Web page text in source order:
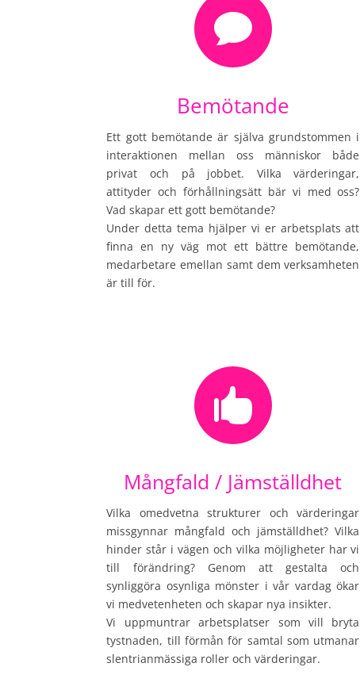

Bemötande
Ett gott bemötande är själva grundstommen i
interaktionen mellan oss människor både
privat och på jobbet. Vilka värderingar,
attityder och förhållningsätt bär vi med oss?
Vad skapar ett gott bemötande?
Under detta tema hjälper vi er arbetsplats att
finna en ny väg mot ett bättre bemötande,
medarbetare emellan samt dem verksamheten
är till för.

Mångfald / Jämställdhet
Vilka omedvetna strukturer och värderingar
missgynnar mångfald och jämställdhet? Vilka
hinder står i vägen och vilka möjligheter har vi
till förändring? Genom att gestalta och
synliggöra osynliga mönster i vår vardag ökar
vi medvetenheten och skapar nya insikter.
Vi uppmuntrar arbetsplatser som vill bryta
tystnaden, till förmån för samtal som utmanar
slentrianmässiga roller och värderingar.